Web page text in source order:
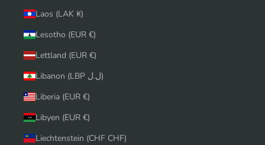
Laos (LAK ₭)
Lesotho (EUR €)
Lettland (EUR €)
Libanon (LBP ل.ل)
Liberia (EUR €)
Libyen (EUR €)
Liechtenstein (CHF CHF)